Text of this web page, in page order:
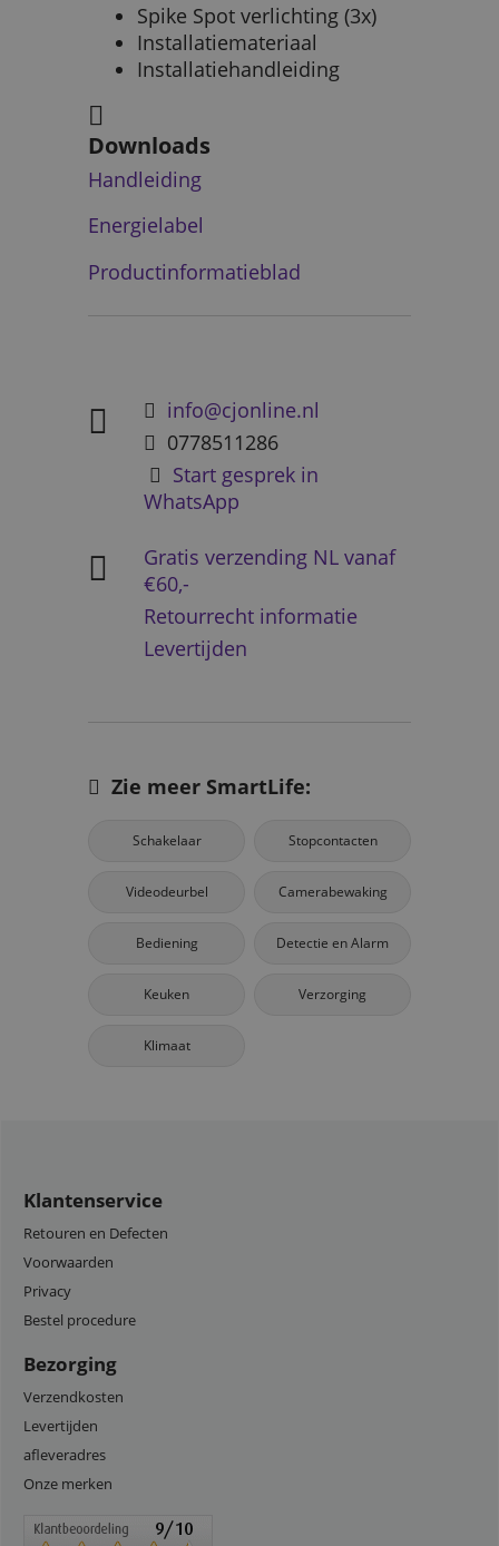
Spike Spot verlichting (3x)
Installatiemateriaal
Installatiehandleiding
Downloads
Handleiding
Energielabel
Productinformatieblad
info@cjonline.nl
0778511286
Start gesprek in
WhatsApp
Gratis verzending NL vanaf
€60,-
Retourrecht informatie
Levertijden
Zie meer SmartLife:
Schakelaar Stopcontacten
Videodeurbel Camerabewaking
Bediening Detectie en Alarm
Keuken Verzorging
Klimaat
Klantenservice
Retouren en Defecten
Voorwaarden
Privacy
Bestel procedure
Bezorging
Verzendkosten
Levertijden
afleveradres
Onze merken